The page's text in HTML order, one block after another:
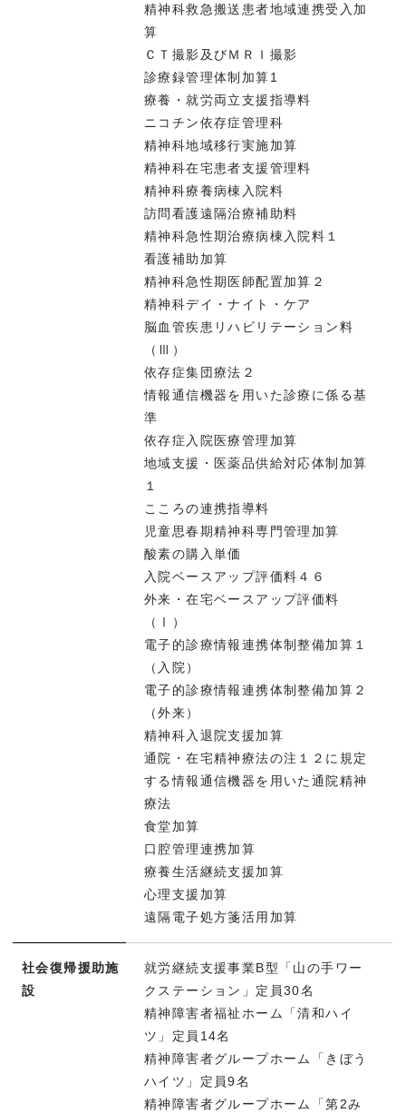
精神科救急搬送患者地域連携受入加
算
ＣＴ撮影及びＭＲＩ撮影
診療録管理体制加算1
療養・就労両立支援指導料
ニコチン依存症管理科
精神科地域移行実施加算
精神科在宅患者支援管理料
精神科療養病棟入院料
訪問看護遠隔治療補助料
精神科急性期治療病棟入院料１
看護補助加算
精神科急性期医師配置加算２
精神科デイ・ナイト・ケア
脳血管疾患リハビリテーション料
（Ⅲ）
依存症集団療法２
情報通信機器を用いた診療に係る基
準
依存症入院医療管理加算
地域支援・医薬品供給対応体制加算
１
こころの連携指導料
児童思春期精神科専門管理加算
酸素の購入単価
入院ベースアップ評価料４６
外来・在宅ベースアップ評価料
（Ⅰ）
電子的診療情報連携体制整備加算１
（入院）
電子的診療情報連携体制整備加算２
（外来）
精神科入退院支援加算
通院・在宅精神療法の注１２に規定
する情報通信機器を用いた通院精神
療法
食堂加算
口腔管理連携加算
療養生活継続支援加算
心理支援加算
遠隔電子処方箋活用加算
社会復帰援助施
設
就労継続支援事業B型「山の手ワー
クステーション」定員30名
精神障害者福祉ホーム「清和ハイ
ツ」定員14名
精神障害者グループホーム「きぼう
ハイツ」定員9名
精神障害者グループホーム「第2み